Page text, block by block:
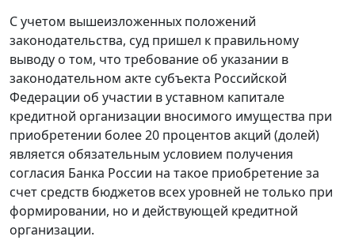
С учетом вышеизложенных положений
законодательства, суд пришел к правильному
выводу о том, что требование об указании в
законодательном акте субъекта Российской
Федерации об участии в уставном капитале
кредитной организации вносимого имущества при
приобретении более 20 процентов акций (долей)
является обязательным условием получения
согласия Банка России на такое приобретение за
счет средств бюджетов всех уровней не только при
формировании, но и действующей кредитной
организации.